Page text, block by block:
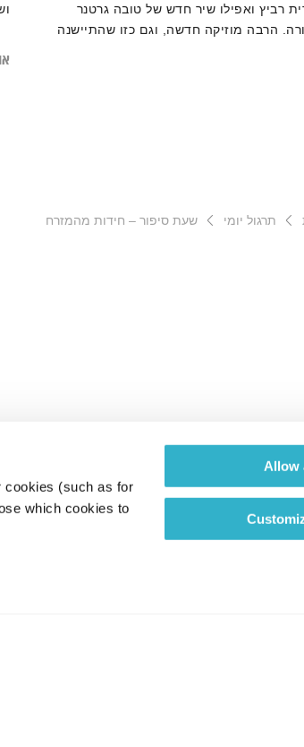
cookies (such as for
which cookies to
Allow
רביץ ואפילו שיר חדש של טובה גרטנר
הרבה מוזיקה חדשה, וגם כזו שהתיישנה
תרגול יומי שעת סיפור – חידות מהמזרח